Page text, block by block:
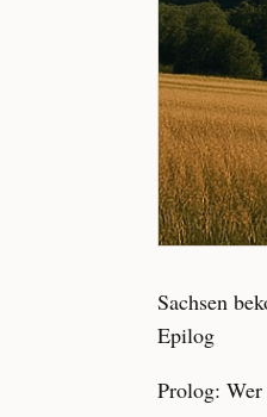
Sachsen
Epilog
Prolog: